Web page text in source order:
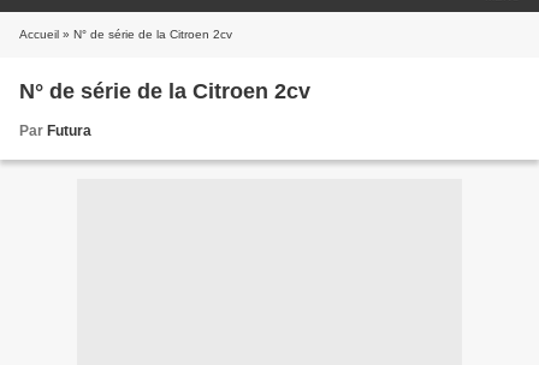
Accueil » N° de série de la Citroen 2cv
N° de série de la Citroen 2cv
Par Futura